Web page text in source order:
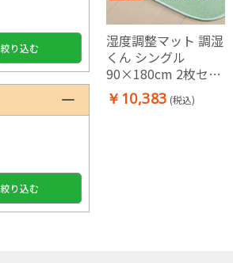
絞り込む
絞り込む
湿度調整マット 調湿
くん シングル
90×180cm 2枚セッ
ト 除湿シート 除湿
マット 洗える
￥10,383 (税込)